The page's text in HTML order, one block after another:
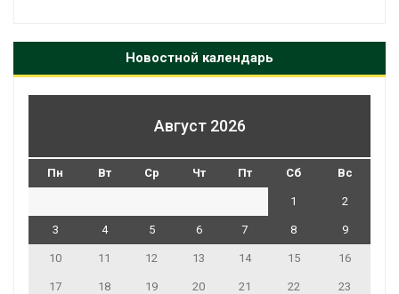
Новостной календарь
Август 2026
Пн Вт Ср Чт Пт Сб Вс
1 2
3 4 5 6 7 8 9
10 11 12 13 14 15 16
17 18 19 20 21 22 23